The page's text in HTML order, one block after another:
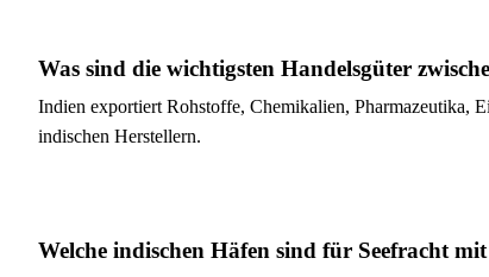
Was sind die wichtigsten Handelsgüter
Indien exportiert Rohstoffe, Chemikalien, Pharmazeutika,
indischen Herstellern.
Welche indischen Häfen sind für Seefracht